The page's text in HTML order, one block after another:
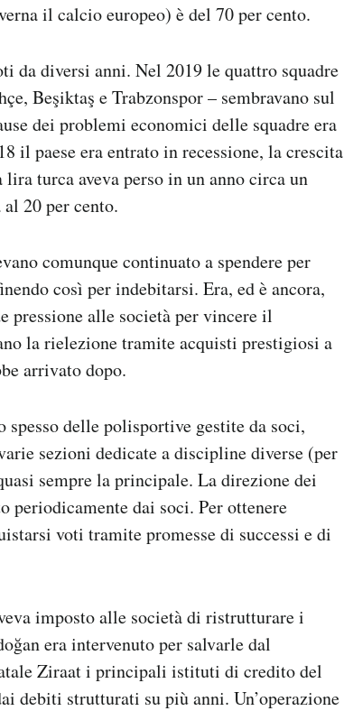
il calcio europeo) è del 70 per cento.
da diversi anni. Nel 2019 le quattro squadre
Beşiktaş e Trabzonspor – sembravano sul
dei problemi economici delle squadre era
il paese era entrato in recessione, la crescita
turca aveva perso in un anno circa un
20 per cento.
comunque continuato a spendere per
così per indebitarsi. Era, ed è ancora,
pressione alle società per vincere il
la rielezione tramite acquisti prestigiosi a
arrivato dopo.
spesso delle polisportive gestite da soci,
sezioni dedicate a discipline diverse (per
sempre la principale. La direzione dei
periodicamente dai soci. Per ottenere
voti tramite promesse di successi e di
imposto alle società di ristrutturare i
era intervenuto per salvarle dal
Ziraat i principali istituti di credito del
debiti strutturati su più anni. Un’operazione